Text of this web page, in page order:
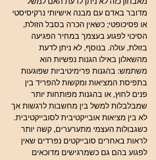
מדובר באדם עם מבנה אישיותי נרקיסיסטי
או פסיכופטי; כשאין הכרה בסבל הזולת,
הסיכוי לפגוע בעצמך במחיר הפגיעה
בזולת, עולה. בנוסף, לא ניתן לדעת
מהשאלון באילו הגנות נפשיות הוא
משתמש: בהגנות פרימיטיביות שפוגעות
בתפיסת המציאות ומקשות להפריד בין
פנים לחוץ, או בהגנות מפותחות יותר
שמבלבלות למשל בין מחשבות לרגשות אך
לא בין מציאות אובייקטיבית לסובייקטיבית.
כשגבולות העצמי מתערערים, קשה יותר
לראות באחרים סובייקטים נפרדים שאין
לפגוע בהם גם כשמרגישים מדוכאים